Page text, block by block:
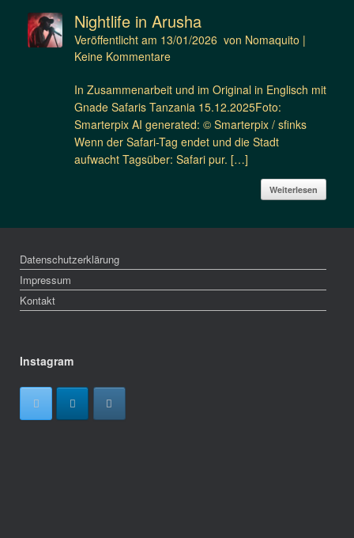
Nightlife in Arusha
Veröffentlicht am 13/01/2026 von Nomaquito |
Keine Kommentare
In Zusammenarbeit und im Original in Englisch mit
Gnade Safaris Tanzania 15.12.2025Foto:
Smarterpix AI generated: © Smarterpix / sfinks
Wenn der Safari-Tag endet und die Stadt
aufwacht Tagsüber: Safari pur. […]
Weiterlesen
Datenschutzerklärung
Impressum
Kontakt
Instagram